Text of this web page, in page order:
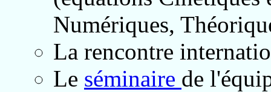
Numériques,
La rencontre
Le séminaire de